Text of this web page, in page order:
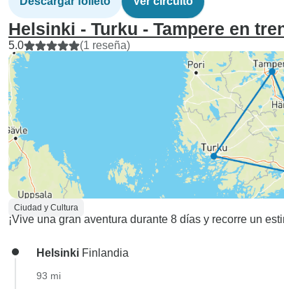
Helsinki - Turku - Tampere en
5.0 (1 reseña)
Ciudad y Cultura
¡Vive una gran aventura durante 8 días y recorre un
Helsinki Finlandia
93 mi